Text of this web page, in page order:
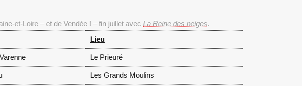
et-Loire – et de Vendée ! – fin juillet avec La Reine des neiges.
Lieu
Le Prieuré
Les Grands Moulins